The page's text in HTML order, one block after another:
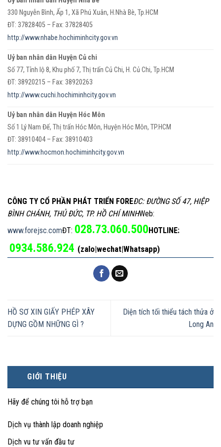
GIỚI THIỆU
Hãy để chúng tôi hỗ trợ bạn
Dịch vụ thành lập doanh nghiệp
Dịch vu tư vấn đầu tư
330 Nguyễn Bình, Ấp 1, Xã Phú Xuân, H.Nhà Bè, Tp.HCM
ĐT: 37828405 – Fax: 37828405
http://www.nhabe.hochiminhcity.gov.vn
Uỷ ban nhân dân Huyện Củ chi
Số 77, Tỉnh lộ 8, Khu phố 7, Thị trấn Củ Chi, H. Củ Chi, Tp.HCM
ĐT: 38920215 – Fax: 38920263
http://www.cuchi.hochiminhcity.gov.vn
Uỷ ban nhân dân Huyện Hóc Môn
Số 1 Lý Nam Đế, Thị trấn Hóc Môn, Huyện Hóc Môn, TP.HCM
ĐT: 38910404 – Fax: 38910403
http://www.hocmon.hochiminhcity.gov.vn
CÔNG TY CỔ PHẦN PHÁT TRIỂN FOREĐC: ĐƯỜNG SỐ 47, HIỆP
BÌNH CHÁNH, THỦ ĐỨC, TP. HỒ CHÍ MINHWeb:
www.forejsc.comĐT: 028.73.060.500HOTLINE:
0934.586.924 (zalo|wechat|Whatsapp)
HỒ SƠ XIN GIẤY PHÉP XÂY
DỰNG GỒM NHỮNG GÌ ?
Diện tích tối thiểu tách thửa ở
Long An